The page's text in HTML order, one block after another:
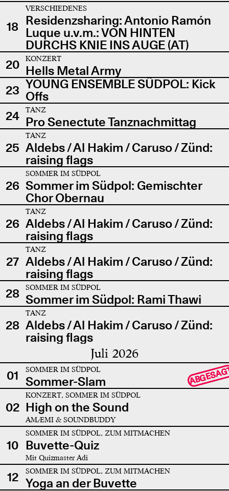
18
VERSCHIEDENES
Residenzsharing: Antonio Ramón
Luque u.v.m.: VON HINTEN
DURCHS KNIE INS AUGE (AT)
20
KONZERT
Hells Metal Army
23 YOUNG ENSEMBLE SÜDPOL: Kick
Offs
24
TANZ
Pro Senectute Tanznachmittag
25
TANZ
Aldebs / Al Hakim / Caruso / Zünd:
raising flags
26
SOMMER IM SÜDPOL
Sommer im Südpol: Gemischter
Chor Obernau
26
TANZ
Aldebs / Al Hakim / Caruso / Zünd:
raising flags
27
TANZ
Aldebs / Al Hakim / Caruso / Zünd:
raising flags
28
SOMMER IM SÜDPOL
Sommer im Südpol: Rami Thawi
28
TANZ
Aldebs / Al Hakim / Caruso / Zünd:
raising flags
Juli 2026
01 SOMMER IM SÜDPOL
Sommer-Slam
02
KONZERT, SOMMER IM SÜDPOL
High on the Sound
AMÆMI & SOUNDBUDDY
10
SOMMER IM SÜDPOL, ZUM MITMACHEN
Buvette-Quiz
Mit Quizmaster Adi
12 SOMMER IM SÜDPOL, ZUM MITMACHEN
Yoga an der Buvette